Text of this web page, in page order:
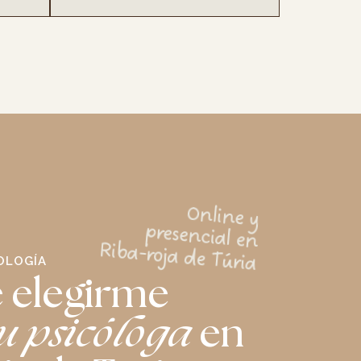
Online y
presencial en
Riba-roja de Túria
elegirme
psicólogaen